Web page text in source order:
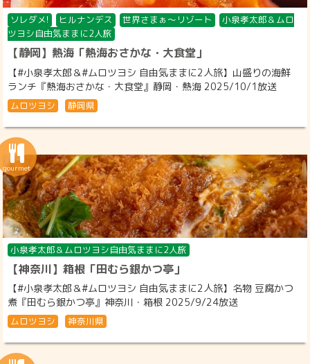
ソレダメ! ヒルナンデス 世界さまぁ～リゾート
小泉孝太郎＆ムロ
ツヨシ自由気ままに2人旅
【静岡】熱海「熱海おさかな・大食堂」
【#小泉孝太郎＆#ムロツヨシ 自由気ままに2人旅】山盛りの海鮮
ランチ『熱海おさかな・大食堂』静岡・熱海 2025/10/1放送
ムロツヨシ 静岡県
小泉孝太郎＆ムロツヨシ自由気ままに2人旅
【神奈川】箱根「田むら銀かつ亭」
【#小泉孝太郎＆#ムロツヨシ 自由気ままに2人旅】名物 豆腐かつ
煮『田むら銀かつ亭』神奈川・箱根 2025/9/24放送
ムロツヨシ 神奈川県